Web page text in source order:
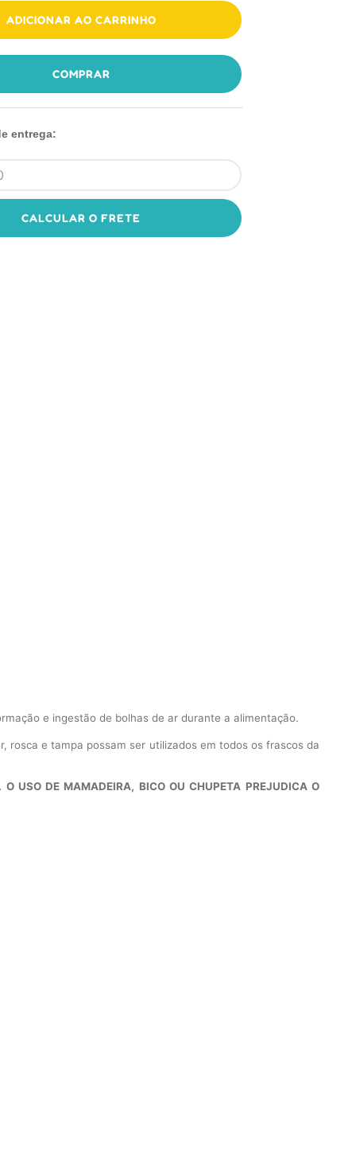
ADICIONAR AO CARRINHO
COMPRAR
entrega:
CALCULAR O FRETE
e ingestão de bolhas de ar durante a alimentação.
rosca e tampa possam ser utilizados em todos os frascos da
USO DE MAMADEIRA, BICO OU CHUPETA PREJUDICA O